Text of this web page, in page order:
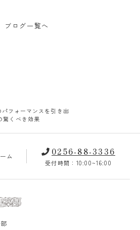
ブログ一覧へ
フォーマンスを引き出
驚くべき効果
ム 0256-88-3336
受付時間：10:00~16:00